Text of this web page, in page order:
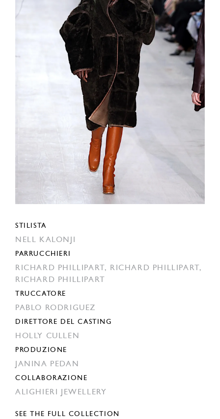
STILISTA
NELL KALONJI
PARRUCCHIERI
RICHARD PHILLIPART,
RICHARD PHILLIPART,
RICHARD PHILLIPART
TRUCCATORE
PABLO RODRIGUEZ
DIRETTORE DEL CASTING
HOLLY CULLEN
PRODUZIONE
JANINA PEDAN
COLLABORAZIONE
ALIGHIERI JEWELLERY
SEE THE FULL COLLECTION